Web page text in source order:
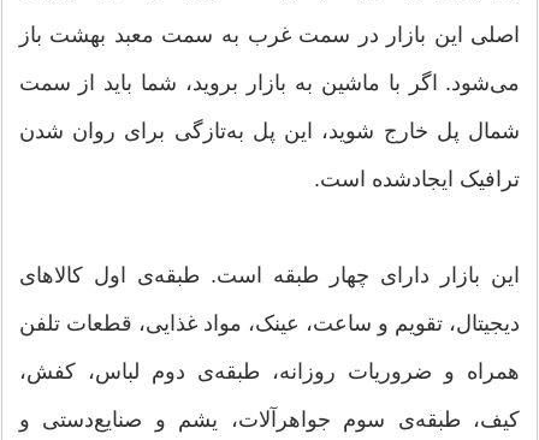
اصلی این بازار در سمت غرب به سمت معبد بهشت باز
می‌شود. اگر با ماشین به بازار بروید، شما باید از سمت
شمال پل خارج شوید، این پل به‌تازگی برای روان شدن
ترافیک ایجادشده است.
این بازار دارای چهار طبقه است. طبقه‌ی اول کالا‌های
دیجیتال، تقویم و ساعت، عینک، مواد غذایی، قطعات تلفن
همراه و ضروریات روزانه، طبقه‌ی دوم لباس، کفش،
کیف، طبقه‌ی سوم جواهرآلات، یشم و صنایع‌دستی و